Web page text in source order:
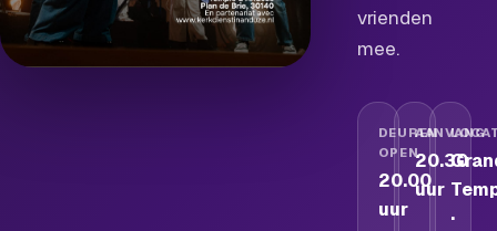
vrienden
mee.
DEUREN
OPEN
20.00
uur
AANVANG
20.30
uur
·